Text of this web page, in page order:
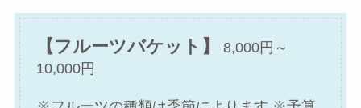
【フルーツバケット】
8,000円～
10,000円